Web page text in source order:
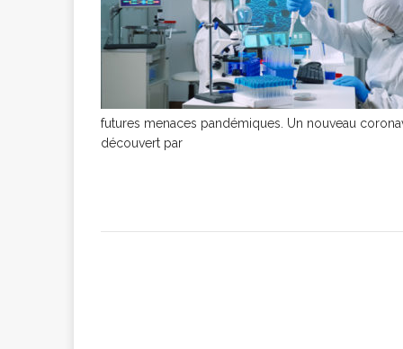
financier
[ 15 octobre 2025 ]
futures menaces pandémiques. Un nouveau
découvert par